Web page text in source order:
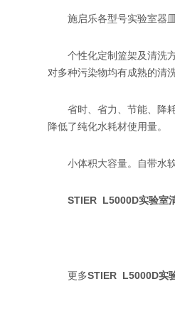
施启乐各型号实验室器
个性化定制篮架及清洗
对多种污染物均有成熟的清
省时、省力、节能、降
降低了纯化水耗材使用量。
小体积大容量。自带水
STIER L5000D实验室
更多STIER L5000D实